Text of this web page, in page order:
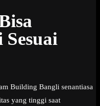
Building Bangli senantiasa
yang tinggi saat